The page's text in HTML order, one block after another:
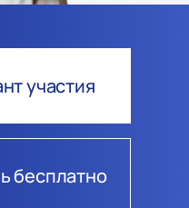
участия
бесплатно